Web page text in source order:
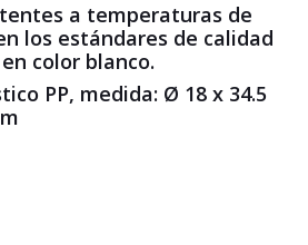
a temperaturas de
los estándares de calidad
color blanco.
PP, medida: Ø 18 x 34.5